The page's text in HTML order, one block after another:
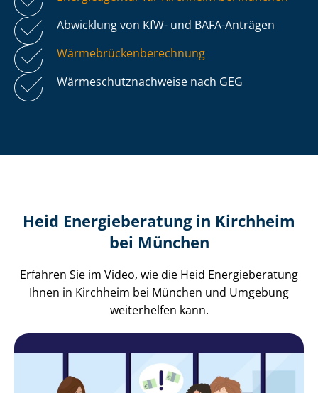
Abwicklung von KfW- und BAFA-Anträgen
Wär­me­brü­cken­be­rech­nung
Wär­me­schutz­nach­wei­se nach GEG
Heid Energieberatung in Kirchheim
bei München
Erfahren Sie im Video, wie die Heid Energieberatung
Ihnen in Kirchheim bei München und Umgebung
weiterhelfen kann.